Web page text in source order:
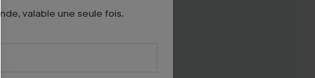
valable une seule fois.